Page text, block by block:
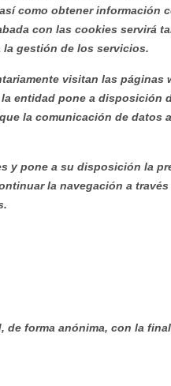
como obtener información
con las cookies servirá
gestión de los servicios.
visitan las páginas
entidad pone a disposición
la comunicación de datos
y pone a su disposición la
la navegación a
forma anónima, con la